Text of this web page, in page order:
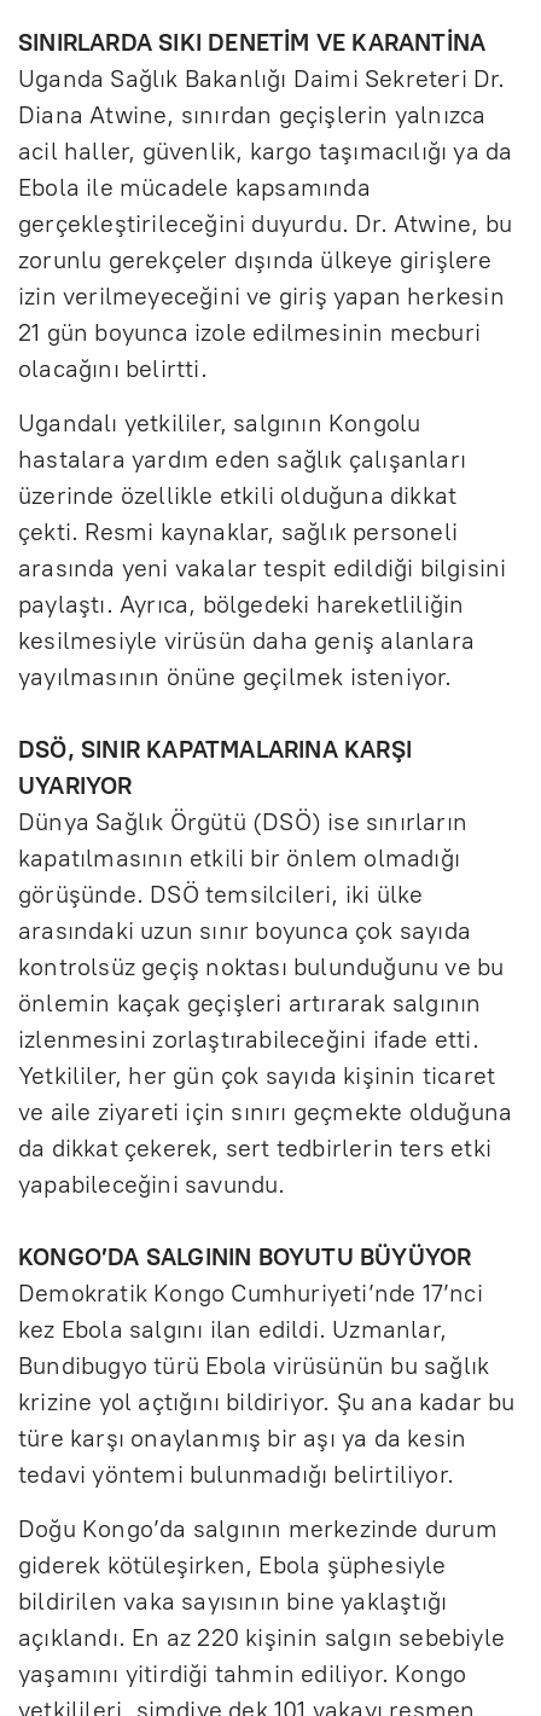
SINIRLARDA SIKI DENETİM VE KARANTİNA
Uganda Sağlık Bakanlığı Daimi Sekreteri Dr.
Diana Atwine, sınırdan geçişlerin yalnızca
acil haller, güvenlik, kargo taşımacılığı ya da
Ebola ile mücadele kapsamında
gerçekleştirileceğini duyurdu. Dr. Atwine, bu
zorunlu gerekçeler dışında ülkeye girişlere
izin verilmeyeceğini ve giriş yapan herkesin
21 gün boyunca izole edilmesinin mecburi
olacağını belirtti.
Ugandalı yetkililer, salgının Kongolu
hastalara yardım eden sağlık çalışanları
üzerinde özellikle etkili olduğuna dikkat
çekti. Resmi kaynaklar, sağlık personeli
arasında yeni vakalar tespit edildiği bilgisini
paylaştı. Ayrıca, bölgedeki hareketliliğin
kesilmesiyle virüsün daha geniş alanlara
yayılmasının önüne geçilmek isteniyor.
DSÖ, SINIR KAPATMALARINA KARŞI
UYARIYOR
Dünya Sağlık Örgütü (DSÖ) ise sınırların
kapatılmasının etkili bir önlem olmadığı
görüşünde. DSÖ temsilcileri, iki ülke
arasındaki uzun sınır boyunca çok sayıda
kontrolsüz geçiş noktası bulunduğunu ve bu
önlemin kaçak geçişleri artırarak salgının
izlenmesini zorlaştırabileceğini ifade etti.
Yetkililer, her gün çok sayıda kişinin ticaret
ve aile ziyareti için sınırı geçmekte olduğuna
da dikkat çekerek, sert tedbirlerin ters etki
yapabileceğini savundu.
KONGO’DA SALGININ BOYUTU BÜYÜYOR
Demokratik Kongo Cumhuriyeti’nde 17’nci
kez Ebola salgını ilan edildi. Uzmanlar,
Bundibugyo türü Ebola virüsünün bu sağlık
krizine yol açtığını bildiriyor. Şu ana kadar bu
türe karşı onaylanmış bir aşı ya da kesin
tedavi yöntemi bulunmadığı belirtiliyor.
Doğu Kongo’da salgının merkezinde durum
giderek kötüleşirken, Ebola şüphesiyle
bildirilen vaka sayısının bine yaklaştığı
açıklandı. En az 220 kişinin salgın sebebiyle
yaşamını yitirdiği tahmin ediliyor. Kongo
yetkilileri, şimdiye dek 101 vakayı resmen